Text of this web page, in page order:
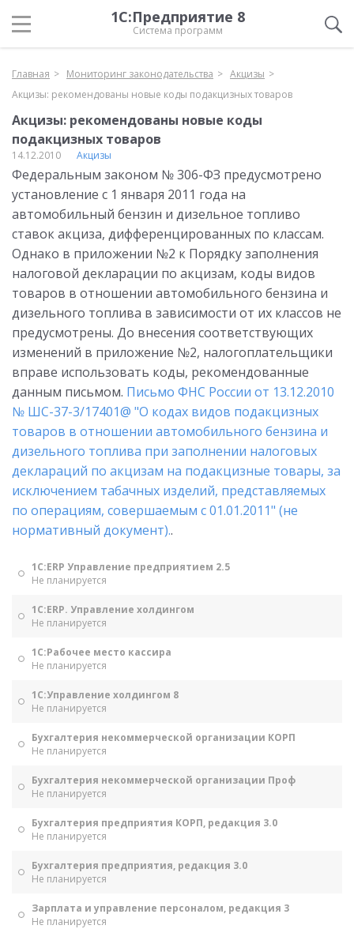
1С:Предприятие 8
Система программ
Главная Мониторинг законодательства
Акцизы
Акцизы: рекомендованы новые коды подакцизных товаров
Акцизы: рекомендованы новые коды
подакцизных товаров
14.12.2010 Акцизы
Федеральным законом № 306-ФЗ предусмотрено
установление с 1 января 2011 года на
автомобильный бензин и дизельное топливо
ставок акциза, дифференцированных по классам.
Однако в приложении №2 к Порядку заполнения
налоговой декларации по акцизам, коды видов
товаров в отношении автомобильного бензина и
дизельного топлива в зависимости от их классов не
предусмотрены. До внесения соответствующих
изменений в приложение №2, налогоплательщики
вправе использовать коды, рекомендованные
данным письмом. Письмо ФНС России от 13.12.2010
№ ШС-37-3/17401@ "О кодах видов подакцизных
товаров в отношении автомобильного бензина и
дизельного топлива при заполнении налоговых
деклараций по акцизам на подакцизные товары, за
исключением табачных изделий, представляемых
по операциям, совершаемым с 01.01.2011" (не
нормативный документ)..
1С:ERP Управление предприятием 2.5
Не планируется
1С:ERP. Управление холдингом
Не планируется
1С:Рабочее место кассира
Не планируется
1С:Управление холдингом 8
Не планируется
Бухгалтерия некоммерческой организации КОРП
Не планируется
Бухгалтерия некоммерческой организации Проф
Не планируется
Бухгалтерия предприятия КОРП, редакция 3.0
Не планируется
Бухгалтерия предприятия, редакция 3.0
Не планируется
Зарплата и управление персоналом, редакция 3
Не планируется